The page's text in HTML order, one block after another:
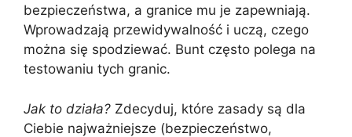
bezpieczeństwa, a granice mu je zapewniają.
Wprowadzają przewidywalność i uczą, czego
można się spodziewać. Bunt często polega na
testowaniu tych granic.
Jak to działa? Zdecyduj, które zasady są dla
Ciebie najważniejsze (bezpieczeństwo,